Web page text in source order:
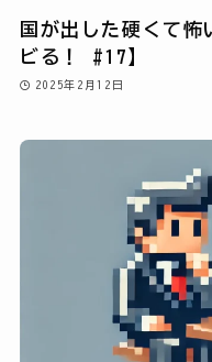
国が出した硬くて怖
ビる！ #17】
2025年2月12日